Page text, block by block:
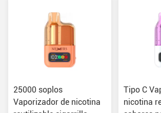
25000 soplos
Vaporizador de nicotina
Tipo C
nicotina